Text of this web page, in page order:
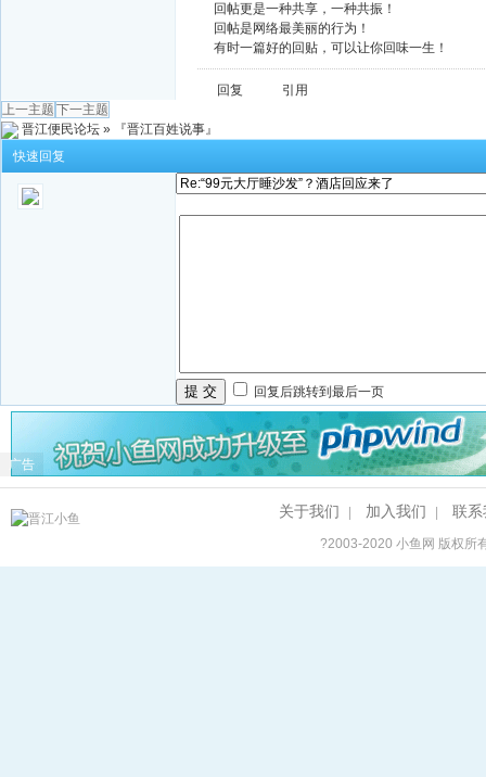
回帖更是一种共享，一种共振！
回帖是网络最美丽的行为！
有时一篇好的回贴，可以让你回味一生！
回复
引用
上一主题 下一主题
晋江便民论坛 »
『晋江百姓说事』
快速回复
提 交 回复后跳转到最后一页
广告
关于我们 加入我们 联系
?2003-2020小鱼网 版权所